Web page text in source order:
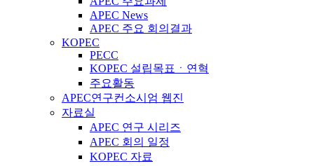
APEC News
APEC 주요 회의결과
KOPEC
PECC
KOPEC 설립목표ㆍ연혁
주요활동
APEC연구컨소시엄 웹진
자료실
APEC 연구 시리즈
APEC 회의 일정
KOPEC 자료